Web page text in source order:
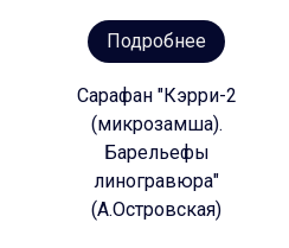
Подробнее
Сарафан "Кэрри-2
(микрозамша).
Барельефы
линогравюра"
(А.Островская)